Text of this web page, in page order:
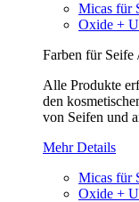
Micas für
Oxide +
Farben für Seife
Alle Produkte
den
von Seifen und
Mehr Details
Micas für
Oxide +